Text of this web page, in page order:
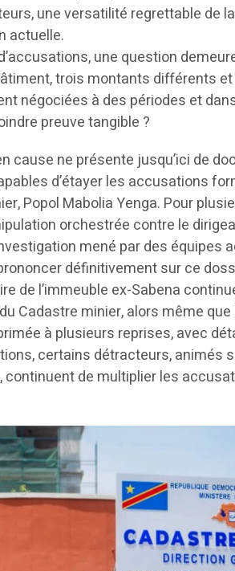
une versatilité regrettable de
actuelle.
une question
trois montants différents
négociées à des périodes et
preuve tangible ?
cause ne présente jusqu’ici de
d’étayer les accusations
Popol Mabolia Yenga. Pour
orchestrée contre le
mené par des équipes
définitivement sur ce
de l’immeuble ex-Sabena
Cadastre minier, alors même
à plusieurs reprises, avec
certains détracteurs, animés
de multiplier les